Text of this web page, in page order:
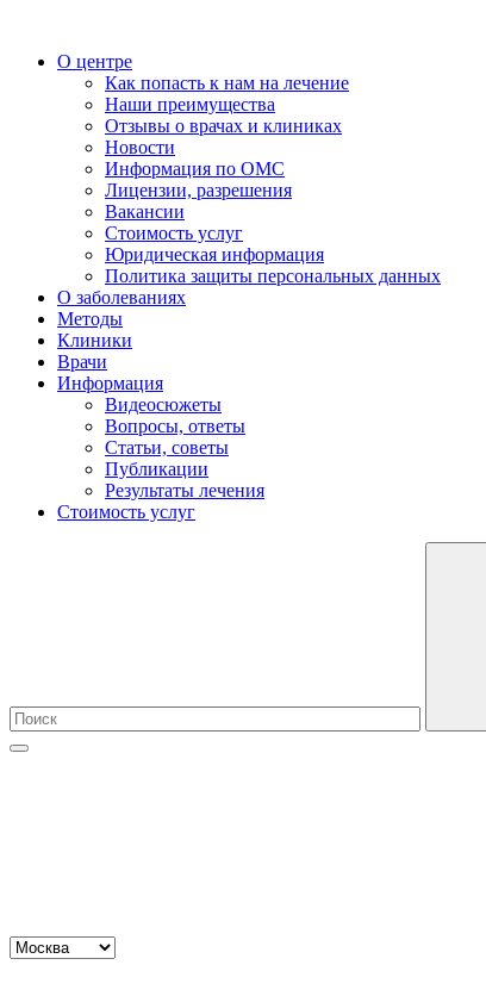
О центре
Как попасть к нам на лечение
Наши преимущества
Отзывы о врачах и клиниках
Новости
Информация по ОМС
Лицензии, разрешения
Вакансии
Стоимость услуг
Юридическая информация
Политика защиты персональных данных
О заболеваниях
Методы
Клиники
Врачи
Информация
Видеосюжеты
Вопросы, ответы
Статьи, советы
Публикации
Результаты лечения
Стоимость услуг